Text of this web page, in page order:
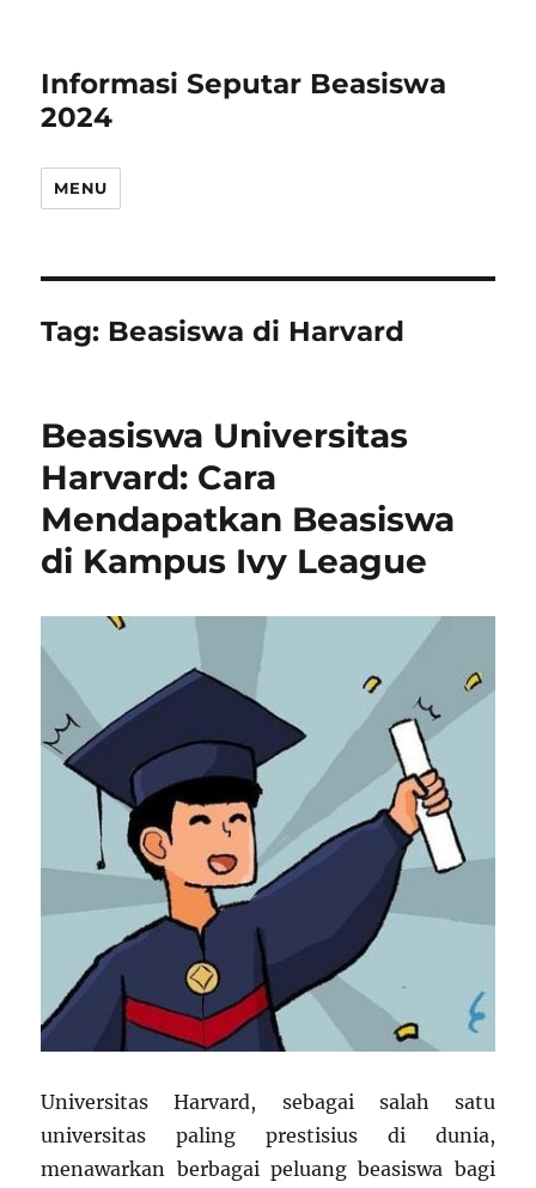
Informasi Seputar Beasiswa
2024
MENU
Tag: Beasiswa di Harvard
Beasiswa Universitas
Harvard: Cara
Mendapatkan Beasiswa
di Kampus Ivy League
Universitas Harvard, sebagai salah satu
universitas paling prestisius di dunia,
menawarkan berbagai peluang beasiswa bagi